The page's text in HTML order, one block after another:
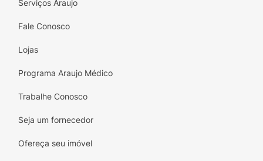
Serviços Araujo
Fale Conosco
Lojas
Programa Araujo Médico
Trabalhe Conosco
Seja um fornecedor
Ofereça seu imóvel